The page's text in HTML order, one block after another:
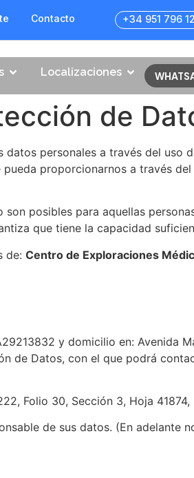
Contacto +34 951 796
Localizaciones
de
personales a través del uso
proporcionarnos a través
posibles para aquellas
que tiene la capacidad
de: Centro de Exploraciones
y domicilio en: Avenida
de Datos, con el que podrá
Folio 30, Sección 3, Hoja 41874,
de sus datos. (En adelante